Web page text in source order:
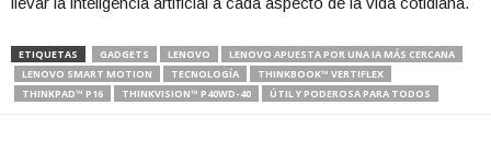
ETIQUETAS GADGETS LENOVO
LENOVO APUESTA POR UNA IA MÁS CERCANA
LENOVO SMART MOTION
TECNOLOGÍA
THINKBOOK™ VERTIFLEX
THINKPAD™ P16
THINKVISION™ P40WD-40 ÚTIL Y PODEROSA PARA TODOS